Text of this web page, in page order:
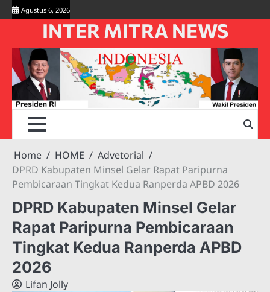
Skip
to
Agustus 6, 2026
INTER MITRA NEWS
Home HOME
Advetorial
DPRD Kabupaten Minsel Gelar Rapat Paripurna
Pembicaraan Tingkat Kedua Ranperda APBD 2026
DPRD Kabupaten Minsel Gelar
Rapat Paripurna Pembicaraan
Tingkat Kedua Ranperda APBD
2026
Lifan Jolly